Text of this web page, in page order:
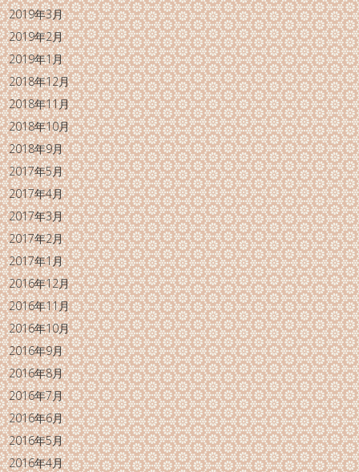
2019年3月
2019年2月
2019年1月
2018年12月
2018年11月
2018年10月
2018年9月
2017年5月
2017年4月
2017年3月
2017年2月
2017年1月
2016年12月
2016年11月
2016年10月
2016年9月
2016年8月
2016年7月
2016年6月
2016年5月
2016年4月